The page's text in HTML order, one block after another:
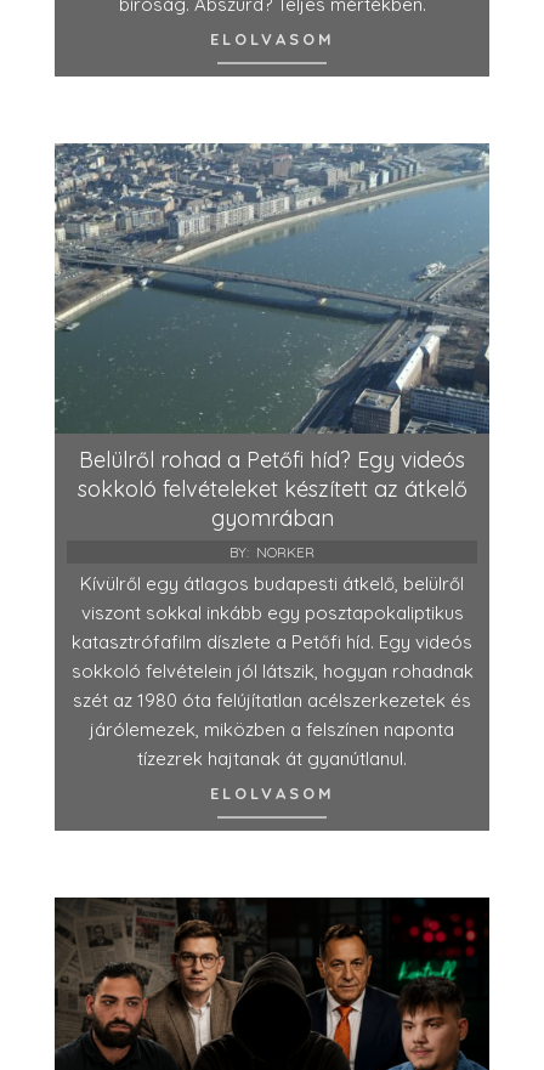
ELOLVASOM
Belülről rohad a Petőfi híd? Egy videós
sokkoló felvételeket készített az átkelő
gyomrában
BY: NORKER
Kívülről egy átlagos budapesti átkelő, belülről
viszont sokkal inkább egy posztapokaliptikus
katasztrófafilm díszlete a Petőfi híd. Egy videós
sokkoló felvételein jól látszik, hogyan rohadnak
szét az 1980 óta felújítatlan acélszerkezetek és
járólemezek, miközben a felszínen naponta
tízezrek hajtanak át gyanútlanul.
ELOLVASOM